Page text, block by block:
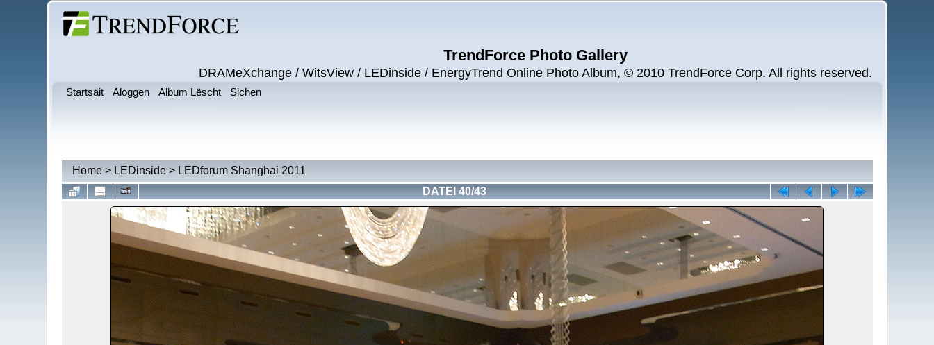
TrendForce Photo Gallery
DRAMeXchange / WitsView / LEDinside / EnergyTrend Online Photo Album, © 2010 TrendForce Corp. All rights reserved.
Startsäit Aloggen Album Lëscht Sichen
Home> LEDinside> LEDforum Shanghai 2011
DATEI 40/43